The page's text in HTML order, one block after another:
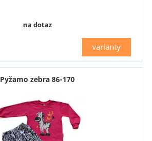
na dotaz
varianty
Pyžamo zebra 86-170